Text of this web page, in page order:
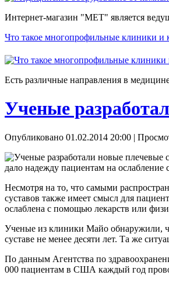
Интернет-магазин "МЕТ" является
Что такое многопрофильные клиники и
Есть различные направления в
Ученые
Опубликовано 01.02.2014 20:00 |
дало надежду пациентам на
Несмотря на то, что самыми
суставов также имеет смысл для
ослаблена с помощью лекарств или
Ученые из клиники Майо обнаружили,
суставе не менее десяти лет. Та же
По данным Агентства по
000 пациентам в США каждый год